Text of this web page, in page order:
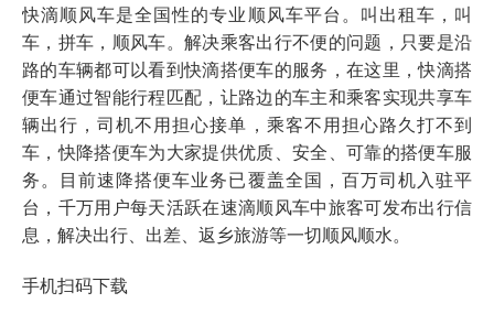
快滴顺风车是全国性的专业顺风车平台。叫出租车，叫
车，拼车，顺风车。解决乘客出行不便的问题，只要是沿
路的车辆都可以看到快滴搭便车的服务，在这里，快滴搭
便车通过智能行程匹配，让路边的车主和乘客实现共享车
辆出行，司机不用担心接单，乘客不用担心路久打不到
车，快降搭便车为大家提供优质、安全、可靠的搭便车服
务。目前速降搭便车业务已覆盖全国，百万司机入驻平
台，千万用户每天活跃在速滴顺风车中旅客可发布出行信
息，解决出行、出差、返乡旅游等一切顺风顺水。
手机扫码下载